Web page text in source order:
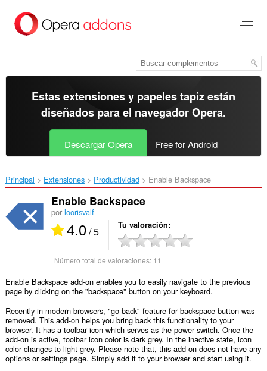
contenido
Estas extensiones y papeles tapiz están
diseñados para el navegador Opera.
Descargar Opera Free for Android
Principal Extensiones Productividad Enable Backspace‎
Enable Backspace
por loorisvalf
4.0/ 5 Tu valoración
Número total de valoraciones: 11
Enable Backspace add-on enables you to easily navigate to the previous
page by clicking on the "backspace" button on your keyboard.
Recently in modern browsers, "go-back" feature for backspace button was
removed. This add-on helps you bring back this functionality to your
browser. It has a toolbar icon which serves as the power switch. Once the
add-on is active, toolbar icon color is dark grey. In the inactive state, icon
color changes to light grey. Please note that, this add-on does not have any
options or settings page. Simply add it to your browser and start using it.